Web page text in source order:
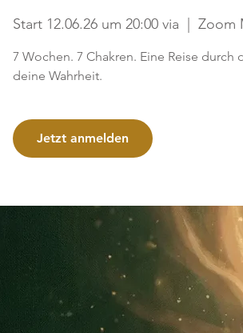
Start 12.06.26 um 20:00 via Zoom
7 Wochen. 7 Chakren. Eine Reise
deine Wahrheit.
Jetzt anmelden